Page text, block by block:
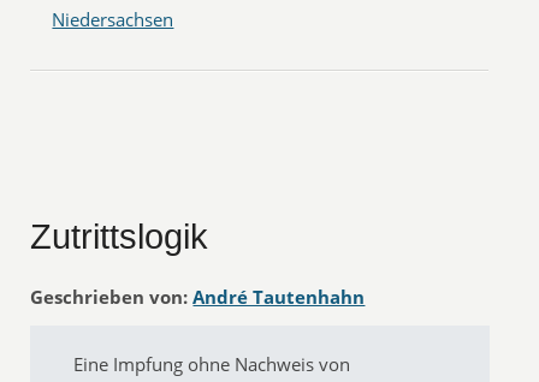
Niedersachsen
Zutrittslogik
Geschrieben von: André Tautenhahn
Eine Impfung ohne Nachweis von